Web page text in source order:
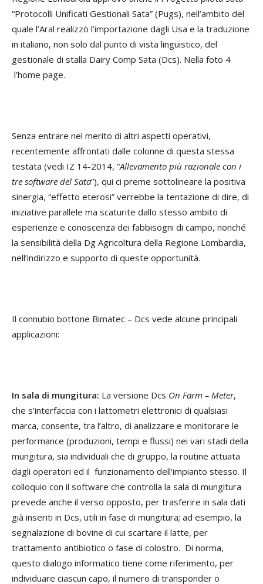
“Protocolli Unificati Gestionali Sata” (Pugs), nell’ambito del
quale l’Aral realizzò l’importazione dagli Usa e la traduzione
in italiano, non solo dal punto di vista linguistico, del
gestionale di stalla Dairy Comp Sata (Dcs). Nella foto 4
l’home page.
Senza entrare nel merito di altri aspetti operativi,
recentemente affrontati dalle colonne di questa stessa
testata (vedi IZ 14-2014, “Allevamento più razionale con i
tre software del Sata”), qui ci preme sottolineare la positiva
sinergia, “effetto eterosi” verrebbe la tentazione di dire, di
iniziative parallele ma scaturite dallo stesso ambito di
esperienze e conoscenza dei fabbisogni di campo, nonché
la sensibilità della Dg Agricoltura della Regione Lombardia,
nell’indirizzo e supporto di queste opportunità.
Il connubio bottone Bimatec – Dcs vede alcune principali
applicazioni:
In sala di mungitura: La versione Dcs On Farm – Meter,
che s’interfaccia con i lattometri elettronici di qualsiasi
marca, consente, tra l’altro, di analizzare e monitorare le
performance (produzioni, tempi e flussi) nei vari stadi della
mungitura, sia individuali che di gruppo, la routine attuata
dagli operatori ed il funzionamento dell’impianto stesso. Il
colloquio con il software che controlla la sala di mungitura
prevede anche il verso opposto, per trasferire in sala dati
già inseriti in Dcs, utili in fase di mungitura; ad esempio, la
segnalazione di bovine di cui scartare il latte, per
trattamento antibiotico o fase di colostro. Di norma,
questo dialogo informatico tiene come riferimento, per
individuare ciascun capo, il numero di transponder o